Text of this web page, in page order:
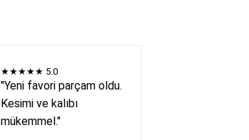
★★★★★ 5.0
"Yeni favori parçam oldu.
Kesimi ve kalıbı
mükemmel."